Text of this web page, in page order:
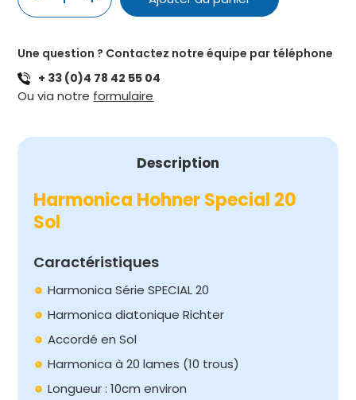
SPECIAL
20
SOL
Une question ? Contactez notre équipe par téléphone
+ 33 (0)4 78 42 55 04
Ou via notre formulaire
Description
Harmonica Hohner Special 20
Sol
Caractéristiques
Harmonica Série SPECIAL 20
Harmonica diatonique Richter
Accordé en Sol
Harmonica à 20 lames (10 trous)
Longueur : 10cm environ